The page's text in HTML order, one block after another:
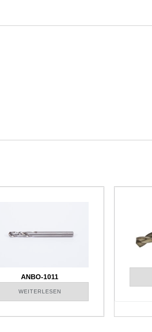
ANBO-1011
WEITERLESEN